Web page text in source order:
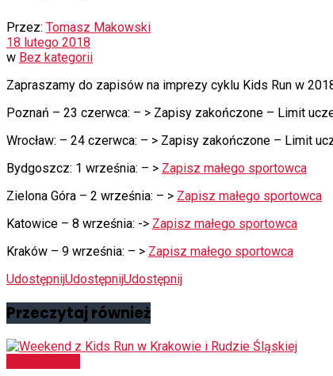
Przez: Tomasz Makowski
18 lutego 2018
w Bez kategorii
Zapraszamy do zapisów na imprezy cyklu Kids Run w
Poznań – 23 czerwca: – > Zapisy zakończone – Limit
Wrocław: – 24 czerwca: – > Zapisy zakończone – Limit
Bydgoszcz: 1 września: – > Zapisz małego sportowca
Zielona Góra – 2 września: – > Zapisz małego sportowca
Katowice – 8 września: -> Zapisz małego sportowca
Kraków – 9 września: – > Zapisz małego sportowca
UdostępnijUdostępnijUdostępnij
Przeczytaj również